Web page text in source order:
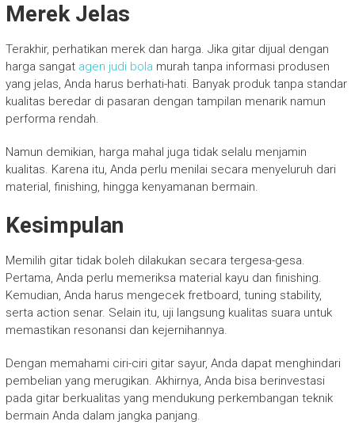
Merek Jelas
Terakhir, perhatikan merek dan harga. Jika gitar dijual dengan
harga sangat agen judi bola murah tanpa informasi produsen
yang jelas, Anda harus berhati-hati. Banyak produk tanpa standar
kualitas beredar di pasaran dengan tampilan menarik namun
performa rendah.
Namun demikian, harga mahal juga tidak selalu menjamin
kualitas. Karena itu, Anda perlu menilai secara menyeluruh dari
material, finishing, hingga kenyamanan bermain.
Kesimpulan
Memilih gitar tidak boleh dilakukan secara tergesa-gesa.
Pertama, Anda perlu memeriksa material kayu dan finishing.
Kemudian, Anda harus mengecek fretboard, tuning stability,
serta action senar. Selain itu, uji langsung kualitas suara untuk
memastikan resonansi dan kejernihannya.
Dengan memahami ciri-ciri gitar sayur, Anda dapat menghindari
pembelian yang merugikan. Akhirnya, Anda bisa berinvestasi
pada gitar berkualitas yang mendukung perkembangan teknik
bermain Anda dalam jangka panjang.